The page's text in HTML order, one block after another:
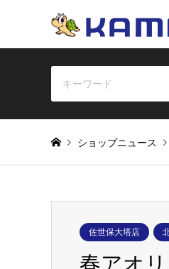
ショップニュース
佐世保大塔店
春アオリ